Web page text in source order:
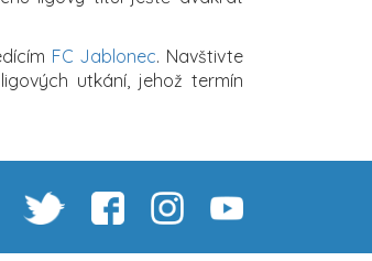
FC Jablonec. Navštivte
utkání, jehož termín